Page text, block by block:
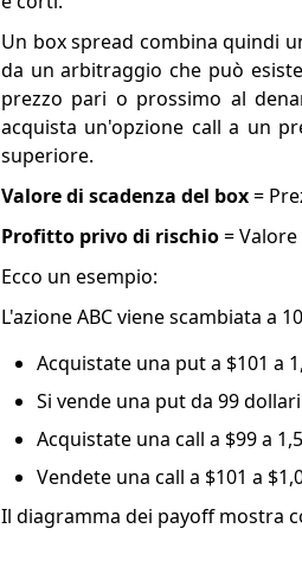
Un box spread combina quindi
da un arbitraggio che può
prezzo pari o prossimo al
acquista un'opzione call a un
superiore.
Valore di scadenza del box=
Profitto privo di rischio=
Ecco un esempio:
L'azione ABC viene scambiata a
Acquistate una put a $101 a
Si vende una put da 99
Acquistate una call a $99 a
Vendete una call a $101 a
Il diagramma dei payoff mostra